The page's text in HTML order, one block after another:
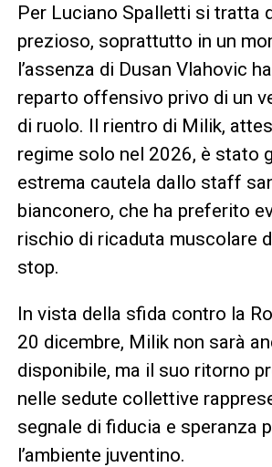
Per Luciano Spalletti si tratta
prezioso, soprattutto in un
l’assenza di Dusan Vlahovic
reparto offensivo privo di un
di ruolo. Il rientro di Milik,
regime solo nel 2026, è stato
estrema cautela dallo staff
bianconero, che ha preferito
rischio di ricaduta muscolare
stop.
In vista della sfida contro la
20 dicembre, Milik non sarà
disponibile, ma il suo ritorno
nelle sedute collettive
segnale di fiducia e speranza
l’ambiente juventino.